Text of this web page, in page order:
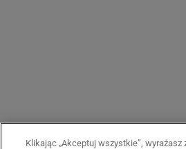
Klikając „Akceptuj wszystkie”, wyrażasz